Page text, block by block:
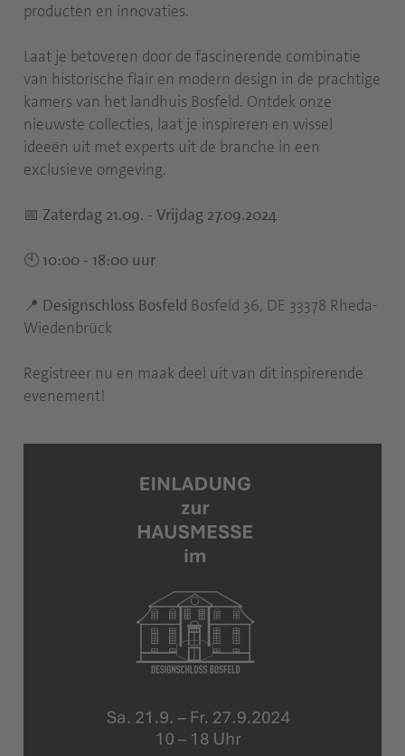
producten en innovaties.
Laat je betoveren door de fascinerende combinatie
van historische flair en modern design in de prachtige
kamers van het landhuis Bosfeld. Ontdek onze
nieuwste collecties, laat je inspireren en wissel
ideeën uit met experts uit de branche in een
exclusieve omgeving.
📅 Zaterdag 21.09. - Vrijdag 27.09.2024
🕙 10:00 - 18:00 uur
📍 Designschloss Bosfeld Bosfeld 36, DE 33378 Rheda-
Wiedenbrück
Registreer nu en maak deel uit van dit inspirerende
evenement!